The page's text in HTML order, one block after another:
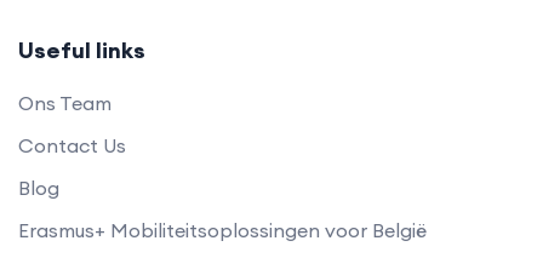
Useful links
Ons Team
Contact Us
Blog
Erasmus+ Mobiliteitsoplossingen voor België